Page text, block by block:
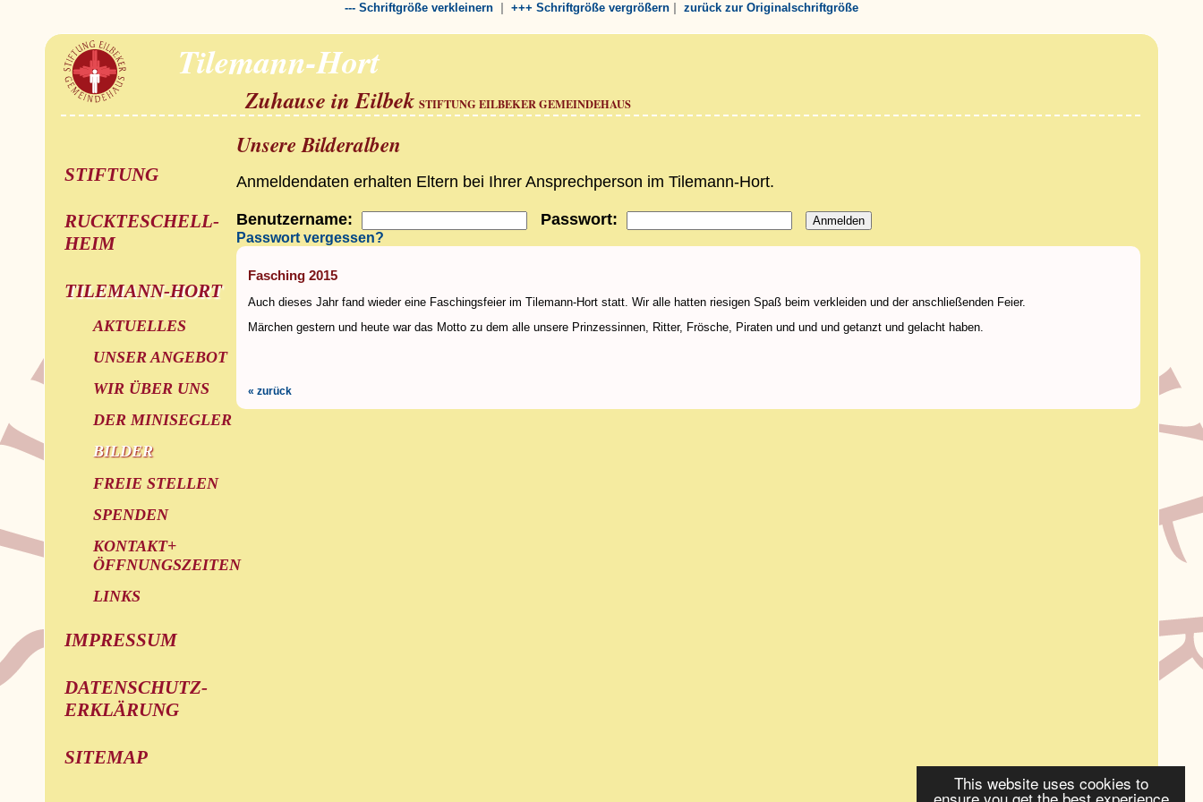
This website uses cookies to
--- Schriftgröße verkleinern | +++ Schriftgröße vergrößern | zurück zur Originalschriftgröße
Tilemann-Hort
Zuhause in Eilbek STIFTUNG EILBEKER GEMEINDEHAUS
STIFTUNG
RUCKTESCHELL-
HEIM
TILEMANN-HORT
AKTUELLES
UNSER ANGEBOT
WIR ÜBER UNS
DER MINISEGLER
BILDER
FREIE STELLEN
SPENDEN
KONTAKT+
ÖFFNUNGSZEITEN
LINKS
IMPRESSUM
DATENSCHUTZ-
ERKLÄRUNG
SITEMAP
Unsere Bilderalben
Anmeldendaten erhalten Eltern bei Ihrer Ansprechperson im Tilemann-Hort.
Benutzername: Passwort:
Passwort vergessen?
Fasching 2015
Auch dieses Jahr fand wieder eine Faschingsfeier im Tilemann-Hort statt. Wir alle hatten riesigen Spaß beim verkleiden und der anschließenden Feier.
Märchen gestern und heute war das Motto zu dem alle unsere Prinzessinnen, Ritter, Frösche, Piraten und und und getanzt und gelacht haben.
« zurück